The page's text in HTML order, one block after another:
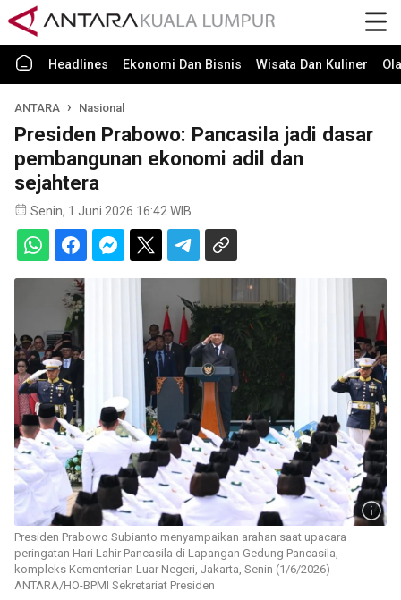
Headlines Ekonomi Dan Bisnis Wisata Dan Kuliner
ANTARA Nasional
Presiden Prabowo: Pancasila jadi dasar
pembangunan ekonomi adil dan
sejahtera
Senin, 1 Juni 2026 16:42 WIB
Presiden Prabowo Subianto menyampaikan arahan saat upacara
peringatan Hari Lahir Pancasila di Lapangan Gedung Pancasila,
kompleks Kementerian Luar Negeri, Jakarta, Senin (1/6/2026)
ANTARA/HO-BPMI Sekretariat Presiden